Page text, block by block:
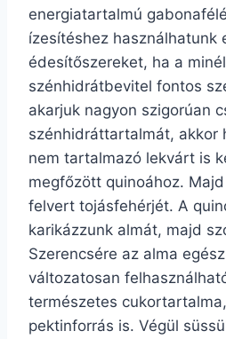
energiatartalmú
ízesítéshez használhatunk
édesítőszereket, ha a
szénhidrátbevitel fontos
akarjuk nagyon szigorúan
szénhidráttartalmát, akkor
nem tartalmazó lekvárt is
megfőzött quinoához.
felvert tojásfehérjét. A
karikázzunk almát, majd
Szerencsére az alma
változatosan
természetes
pektinforrás is. Végül